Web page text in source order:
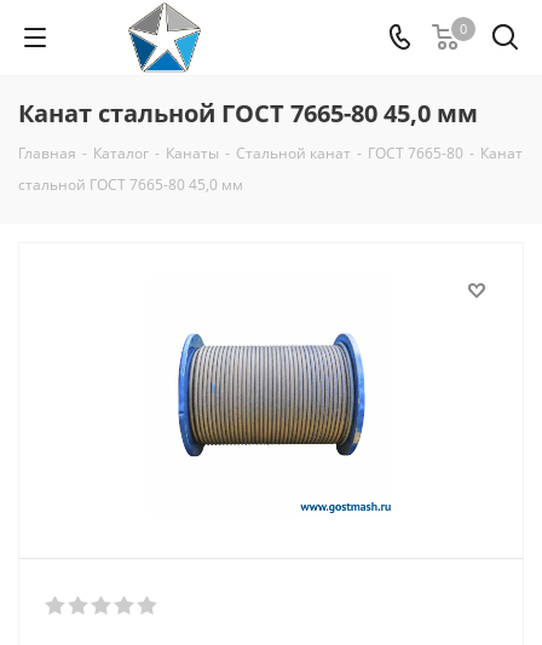
0
Канат стальной ГОСТ 7665-80 45,0 мм
Главная - Каталог - Канаты - Стальной канат - ГОСТ 7665-80 - Канат
стальной ГОСТ 7665-80 45,0 мм